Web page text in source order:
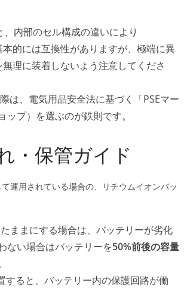
内部のセル構成の違いにより
的には互換性がありますが、極端に異
理に装着しないよう注意してくださ
は、電気用品安全法に基づく「PSEマー
プ）を選ぶのが鉄則です。
・保管ガイド
運用されている場合の、リチウムイオンバッ
ままにする場合は、バッテリーが劣化
ない場合はバッテリーを50%前後の容量
すると、バッテリー内の保護回路が働